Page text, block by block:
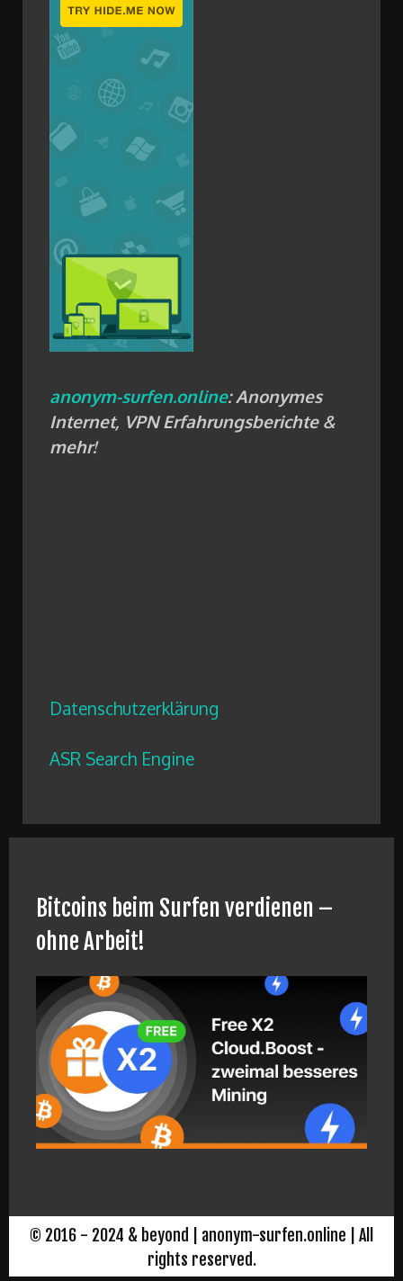
anonym-surfen.online: Anonymes
Internet, VPN Erfahrungsberichte &
mehr!
Datenschutzerklärung
ASR Search Engine
Bitcoins beim Surfen verdienen –
ohne Arbeit!
© 2016 - 2024 & beyond | anonym-surfen.online | All
rights reserved.